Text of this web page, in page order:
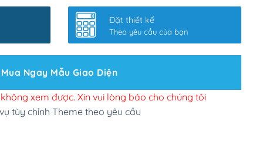
slider chính (+200,000₫)
site Wordpress(+100,000₫)
đăng web(+300,000₫)
tuỳ chọn
Đặt thiết kế
Theo yêu cầu của bạn
Mua Ngay Mẫu Giao Diện
xem được. Xin vui lòng báo cho chúng tôi
tùy chỉnh Theme theo yêu cầu